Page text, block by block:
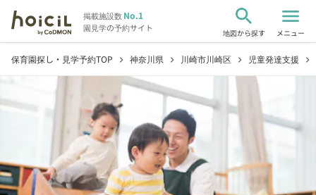
掲載施設数No.1
園見学の予約サイト
search
地図から探す
menu
メニュー
保育園探し・見学予約TOP chevron_right 神奈川県 chevron_right 川崎市川崎区 chevron_right 児童発達支援 chevron_right